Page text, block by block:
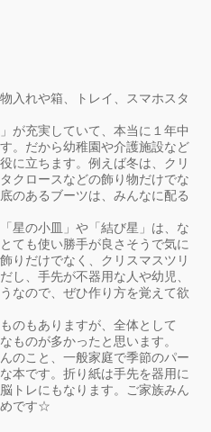
入れや箱、トレイ、スマホスタ
が充実していて、本当に１年中
。だから幼稚園や介護施設など
に立ちます。例えば冬は、クリ
クロースなどの飾り物だけでな
のあるブーツは、みんなに配る
星の小皿」や「結び星」は、な
ても使い勝手が良さそうで気に
りだけでなく、クリスマスツリ
し、手先が不器用な人や幼児、
なので、ぜひ作り方を覚えて欲
のもありますが、全体として
ものが多かったと思います。
のこと、一般家庭で季節のパー
本です。折り紙は手先を器用に
トレにもなります。ご家族みん
めです☆